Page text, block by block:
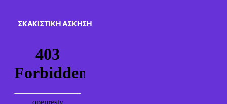
ΣΚΑΚΙΣΤΙΚΉ ΆΣΚΗΣΗ